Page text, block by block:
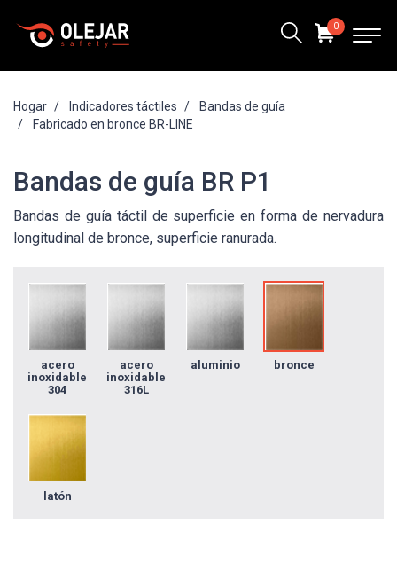
Hogar Indicadores táctiles
Bandas de guía
Fabricado en bronce BR-LINE
Bandas de guía BR P1
Bandas de guía táctil de superficie en forma de nervadura
longitudinal de bronce, superficie ranurada.
acero
inoxidable
304
acero
inoxidable
316L
aluminio bronce
latón
0